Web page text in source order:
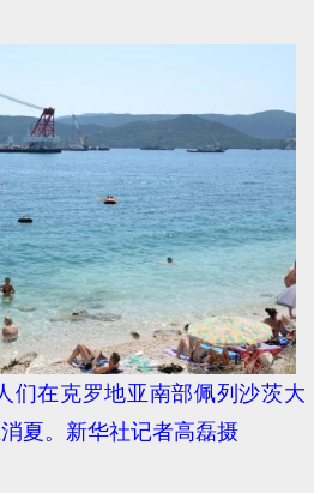
们在克罗地亚南部佩列沙茨大
夏。新华社记者高磊摄